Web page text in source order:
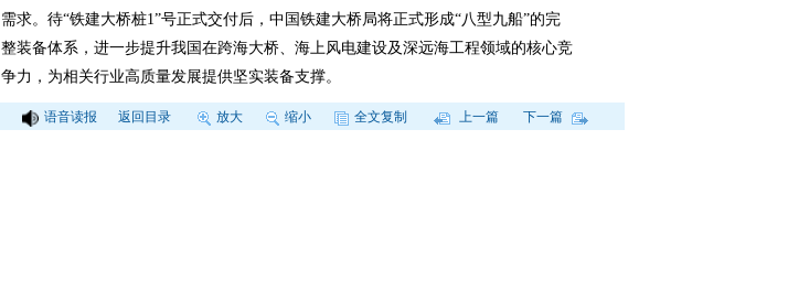
需求。待“铁建大桥桩1”号正式交付后，中国铁建大桥局将正式形成“八型九船”的完
整装备体系，进一步提升我国在跨海大桥、海上风电建设及深远海工程领域的核心竞
争力，为相关行业高质量发展提供坚实装备支撑。
语音读报 返回目录 放大 缩小 全文复制 上一篇 下一篇